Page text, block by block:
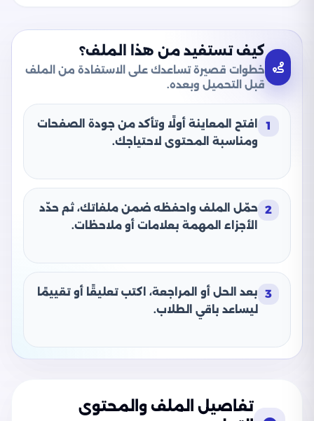
كيف تستفيد من هذا الملف؟
خطوات قصيرة تساعدك على الاستفادة من الملف
قبل التحميل وبعده.
1
افتح المعاينة أولًا وتأكد من جودة الصفحات
ومناسبة المحتوى لاحتياجك.
2 حمّل الملف واحفظه ضمن ملفاتك، ثم حدّد
الأجزاء المهمة بعلامات أو ملاحظات.
3
بعد الحل أو المراجعة، اكتب تعليقًا أو تقييمًا
ليساعد باقي الطلاب.
تفاصيل الملف والمحتوى